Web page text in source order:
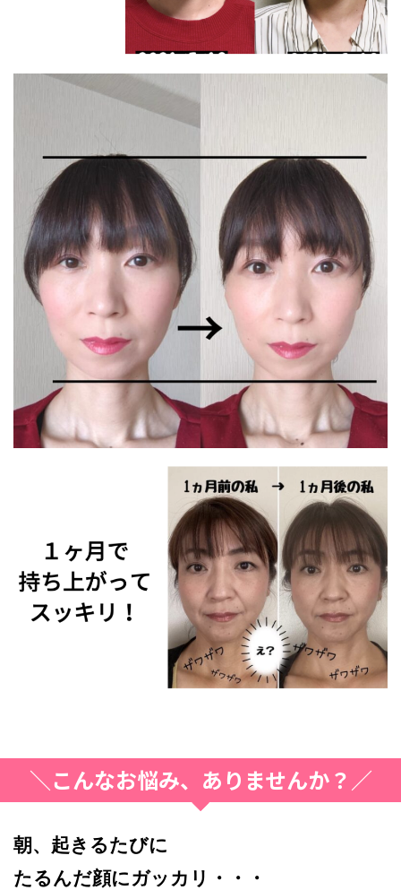
＼こんなお悩み、ありませんか？／
朝、起きるたびに
たるんだ顔にガッカリ・・・